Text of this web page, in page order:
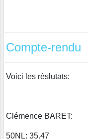
Compte-rendu
Voici les réslutats:
Clémence BARET:
50NL: 35.47